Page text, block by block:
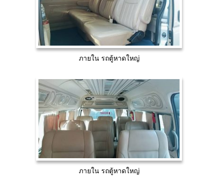
ภายใน รถตู้หาดใหญ่
ภายใน รถตู้หาดใหญ่